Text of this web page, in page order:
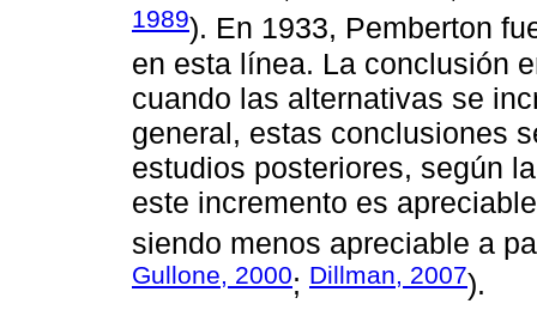
1989). En 1933, Pemberton
en esta línea. La conclusión
cuando las alternativas se
general, estas conclusiones
estudios posteriores, según
este incremento es
siendo menos apreciable a
Gullone, 2000; Dillman, 2007).